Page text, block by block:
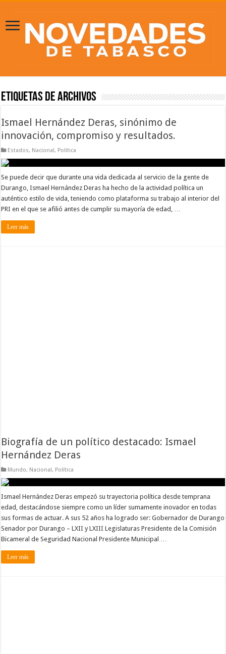
Etiquetas de Archivos
Ismael Hernández Deras, sinónimo de
innovación, compromiso y resultados.
Estados, Nacional, Política
Se puede decir que durante una vida dedicada al servicio de la gente de
Durango, Ismael Hernández Deras ha hecho de la actividad política un
auténtico estilo de vida, teniendo como plataforma su trabajo al interior del
PRI en el que se afilió antes de cumplir su mayoría de edad, …
Leer más
Biografía de un político destacado: Ismael
Hernández Deras
Mundo, Nacional, Política
Ismael Hernández Deras empezó su trayectoria política desde temprana
edad, destacándose siempre como un líder sumamente inovador en todas
sus formas de actuar. A sus 52 años ha logrado ser: Gobernador de Durango
Senador por Durango – LXII y LXIII Legislaturas Presidente de la Comisión
Bicameral de Seguridad Nacional Presidente Municipal …
Leer más